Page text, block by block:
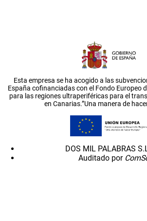
Esta empresa se ha acogido a las
España cofinanciadas con el Fondo Europeo
para las regiones ultraperiféricas para el
en Canarias.”Una manera de
DOS MIL PALABRAS
Auditado por